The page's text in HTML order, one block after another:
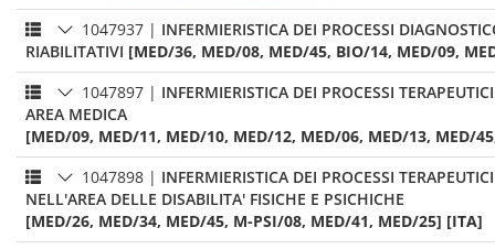
1047937 | INFERMIERISTICA DEI PROCESSI
RIABILITATIVI [MED/36, MED/08, MED/45, BIO/14, MED/09,
1047897 | INFERMIERISTICA DEI PROCESSI
AREA MEDICA
[MED/09, MED/11, MED/10, MED/12, MED/06, MED/13, MED/
1047898 | INFERMIERISTICA DEI PROCESSI
NELL'AREA DELLE DISABILITA' FISICHE E PSICHICHE
[MED/26, MED/34, MED/45, M-PSI/08, MED/41, MED/25] [ITA]